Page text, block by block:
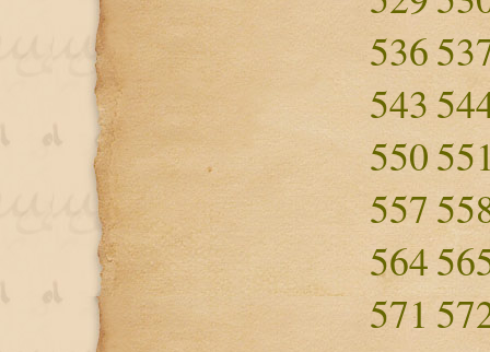
536
543
550
557
564
571